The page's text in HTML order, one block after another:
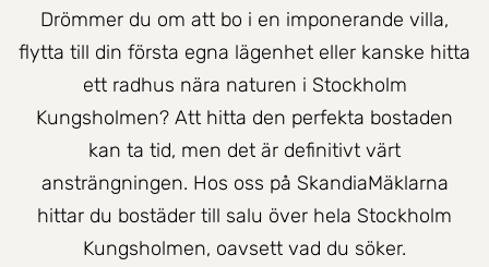
Drömmer du om att bo i en imponerande villa,
flytta till din första egna lägenhet eller kanske hitta
ett radhus nära naturen i Stockholm
Kungsholmen? Att hitta den perfekta bostaden
kan ta tid, men det är definitivt värt
ansträngningen. Hos oss på SkandiaMäklarna
hittar du bostäder till salu över hela Stockholm
Kungsholmen, oavsett vad du söker.